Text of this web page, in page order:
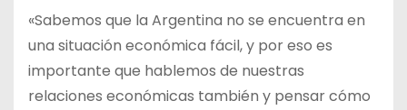
«Sabemos que la Argentina no se encuentra en
una situación económica fácil, y por eso es
importante que hablemos de nuestras
relaciones económicas también y pensar cómo